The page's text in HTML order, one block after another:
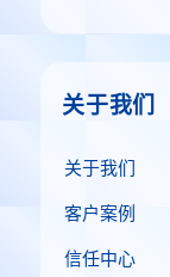
关于我们
关于我们
客户案例
信任中心